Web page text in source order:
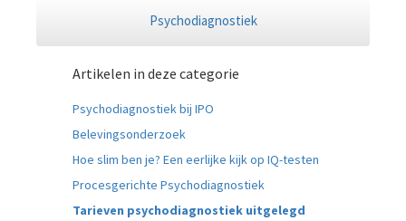
Psychodiagnostiek
Artikelen in deze categorie
Psychodiagnostiek bij IPO
Belevingsonderzoek
Hoe slim ben je? Een eerlijke kijk op IQ-testen
Procesgerichte Psychodiagnostiek
Tarieven psychodiagnostiek uitgelegd